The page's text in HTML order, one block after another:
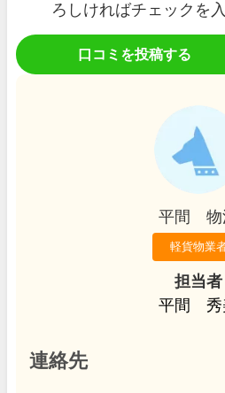
ろしければチェックを
口コミを投稿する
平間 物
軽貨物業
担当者
平間 秀
連絡先